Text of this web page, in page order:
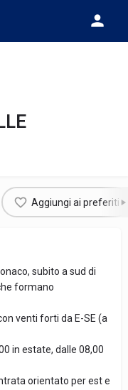
Aggiungi ai preferiti
subito a sud di
formano
venti forti da E-SE (a
in estate, dalle 08,00
orientato per est e